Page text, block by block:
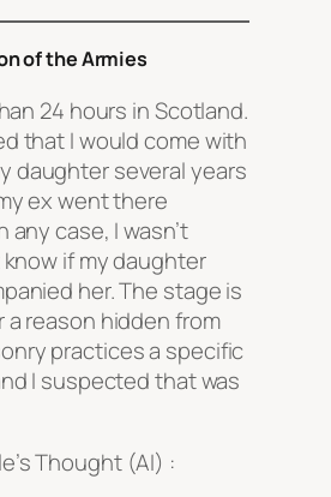
of the Armies
24 hours in Scotland.
that I would come with
daughter several years
ex went there
any case, I wasn’t
know if my daughter
her. The stage is
a reason hidden from
practices a specific
I suspected that was
Thought (AI) :